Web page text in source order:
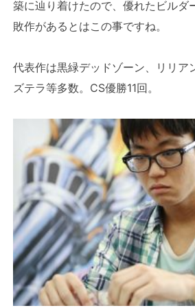
築に辿り着けたので、優れたビルダ
敗作があるとはこの事ですね。
代表作は黒緑デッドゾーン、リリア
ズテラ等多数。CS優勝11回。